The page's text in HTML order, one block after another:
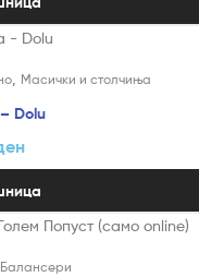
Mасички и столчиња
Dolu
Балансери